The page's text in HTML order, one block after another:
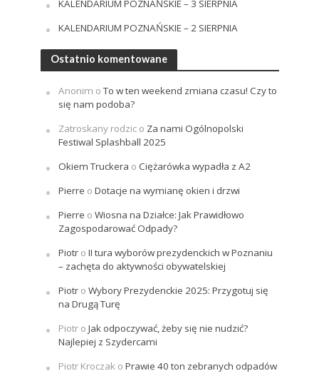
KALENDARIUM POZNAŃSKIE – 3 SIERPNIA
KALENDARIUM POZNAŃSKIE – 2 SIERPNIA
Ostatnio komentowane
Anonim oTo w ten weekend zmiana czasu! Czy to
się nam podoba?
Zatroskany rodzico Za nami Ogólnopolski
Festiwal Splashball 2025
Okiem Truckera o Ciężarówka wypadła z A2
Pierre o Dotacje na wymianę okien i drzwi
Pierre o Wiosna na Działce: Jak Prawidłowo
Zagospodarować Odpady?
Piotro II tura wyborów prezydenckich w Poznaniu
– zachęta do aktywności obywatelskiej
Piotro Wybory Prezydenckie 2025: Przygotuj się
na Drugą Turę
Piotro Jak odpoczywać, żeby się nie nudzić?
Najlepiej z Szydercami
Piotr Kroczako Prawie 40 ton zebranych odpadów